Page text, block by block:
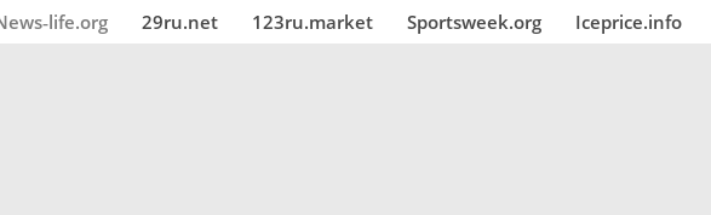
29ru.net 123ru.market Sportsweek.org Iceprice.info